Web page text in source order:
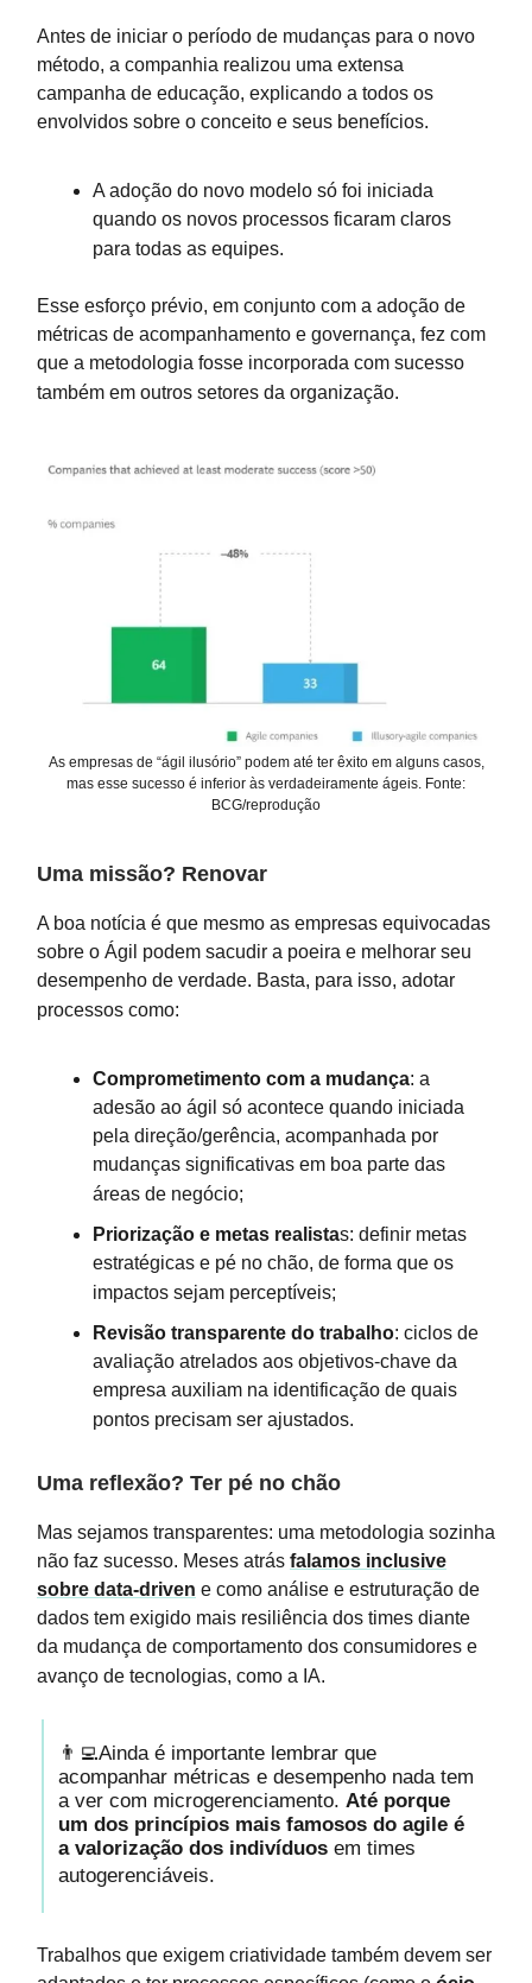
Antes de iniciar o período de mudanças para o novo
método, a companhia realizou uma extensa
campanha de educação, explicando a todos os
envolvidos sobre o conceito e seus benefícios.
A adoção do novo modelo só foi iniciada
quando os novos processos ficaram claros
para todas as equipes.
Esse esforço prévio, em conjunto com a adoção de
métricas de acompanhamento e governança, fez com
que a metodologia fosse incorporada com sucesso
também em outros setores da organização.
As empresas de “ágil ilusório” podem até ter êxito em alguns casos,
mas esse sucesso é inferior às verdadeiramente ágeis. Fonte:
BCG/reprodução
Uma missão? Renovar
A boa notícia é que mesmo as empresas equivocadas
sobre o Ágil podem sacudir a poeira e melhorar seu
desempenho de verdade. Basta, para isso, adotar
processos como:
Comprometimento com a mudança: a
adesão ao ágil só acontece quando iniciada
pela direção/gerência, acompanhada por
mudanças significativas em boa parte das
áreas de negócio;
Priorização e metas realistas: definir metas
estratégicas e pé no chão, de forma que os
impactos sejam perceptíveis;
Revisão transparente do trabalho: ciclos de
avaliação atrelados aos objetivos-chave da
empresa auxiliam na identificação de quais
pontos precisam ser ajustados.
Uma reflexão? Ter pé no chão
Mas sejamos transparentes: uma metodologia sozinha
não faz sucesso. Meses atrás falamos inclusive
sobre data-driven e como análise e estruturação de
dados tem exigido mais resiliência dos times diante
da mudança de comportamento dos consumidores e
avanço de tecnologias, como a IA.
👨‍💻Ainda é importante lembrar que
acompanhar métricas e desempenho nada tem
a ver com microgerenciamento. Até porque
um dos princípios mais famosos do agile é
a valorização dos indivíduos em times
autogerenciáveis.
Trabalhos que exigem criatividade também devem ser